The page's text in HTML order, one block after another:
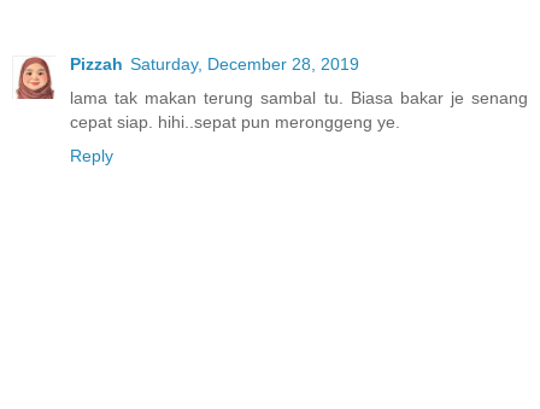
Pizzah Saturday, December 28, 2019
lama tak makan terung sambal tu. Biasa bakar je senang
cepat siap. hihi..sepat pun meronggeng ye.
Reply